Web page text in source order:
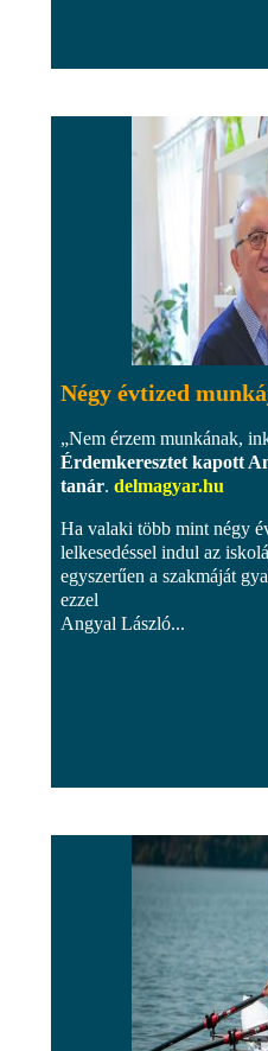
Négy évtized
„Nem érzem munkának,
Érdemkeresztet kapott
tanár. delmagyar.hu
Ha valaki több mint négy
lelkesedéssel indul az
egyszerűen a szakmáját
ezzel
Angyal László...